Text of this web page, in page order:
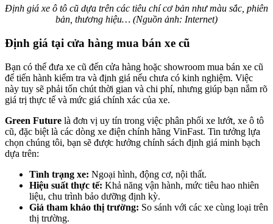
Định giá xe ô tô cũ dựa trên các tiêu chí cơ bản như màu sắc, phiên
bản, thương hiệu… (Nguồn ảnh: Internet)
Định giá tại cửa hàng mua bán xe cũ
Bạn có thể đưa xe cũ đến cửa hàng hoặc showroom mua bán xe cũ
để tiến hành kiểm tra và định giá nếu chưa có kinh nghiệm. Việc
này tuy sẽ phải tốn chút thời gian và chi phí, nhưng giúp bạn nắm rõ
giá trị thực tế và mức giá chính xác của xe.
Green Future là đơn vị uy tín trong việc phân phối xe lướt, xe ô tô
cũ, đặc biệt là các dòng xe điện chính hãng VinFast. Tin tưởng lựa
chọn chúng tôi, bạn sẽ được hưởng chính sách định giá minh bạch
dựa trên:
Tình trạng xe: Ngoại hình, động cơ, nội thất.
Hiệu suất thực tế: Khả năng vận hành, mức tiêu hao nhiên
liệu, chu trình bảo dưỡng định kỳ.
Giá tham khảo thị trường: So sánh với các xe cùng loại trên
thị trường.